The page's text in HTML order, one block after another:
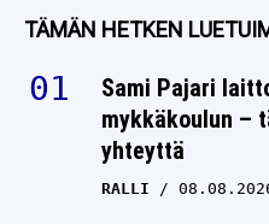
TÄMÄN HETKEN
Sami Pajari
mykkäkoulun –
yhteyttä
RALLI